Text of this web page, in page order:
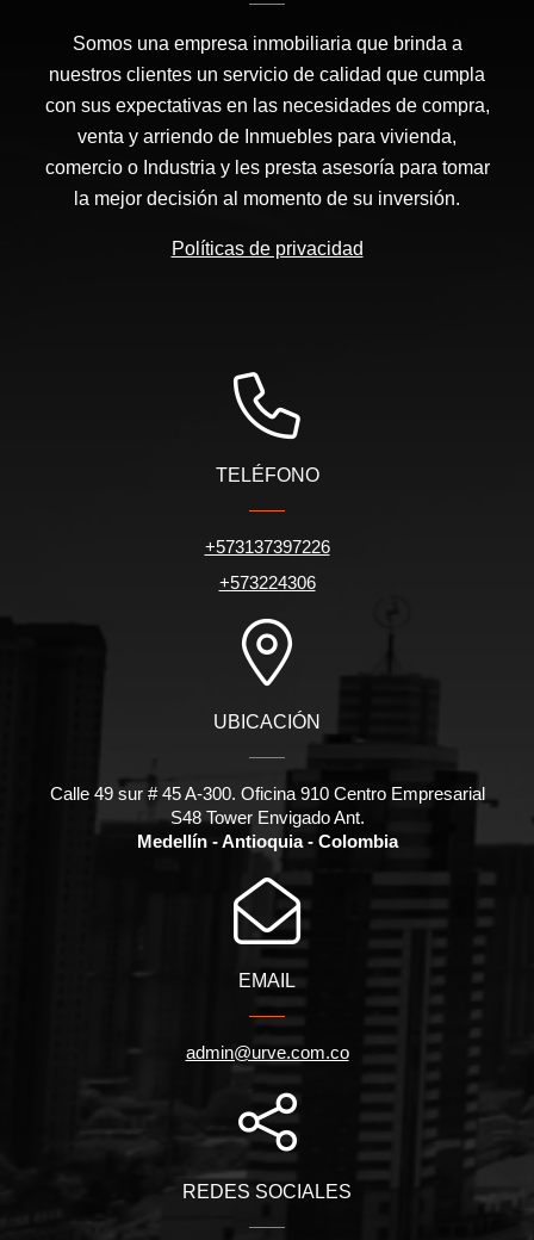
Somos una empresa inmobiliaria que brinda a
nuestros clientes un servicio de calidad que cumpla
con sus expectativas en las necesidades de compra,
venta y arriendo de Inmuebles para vivienda,
comercio o Industria y les presta asesoría para tomar
la mejor decisión al momento de su inversión.
Políticas de privacidad
TELÉFONO
+573137397226
+573224306
UBICACIÓN
Calle 49 sur # 45 A-300. Oficina 910 Centro Empresarial
S48 Tower Envigado Ant.
Medellín - Antioquia - Colombia
EMAIL
admin@urve.com.co
REDES SOCIALES